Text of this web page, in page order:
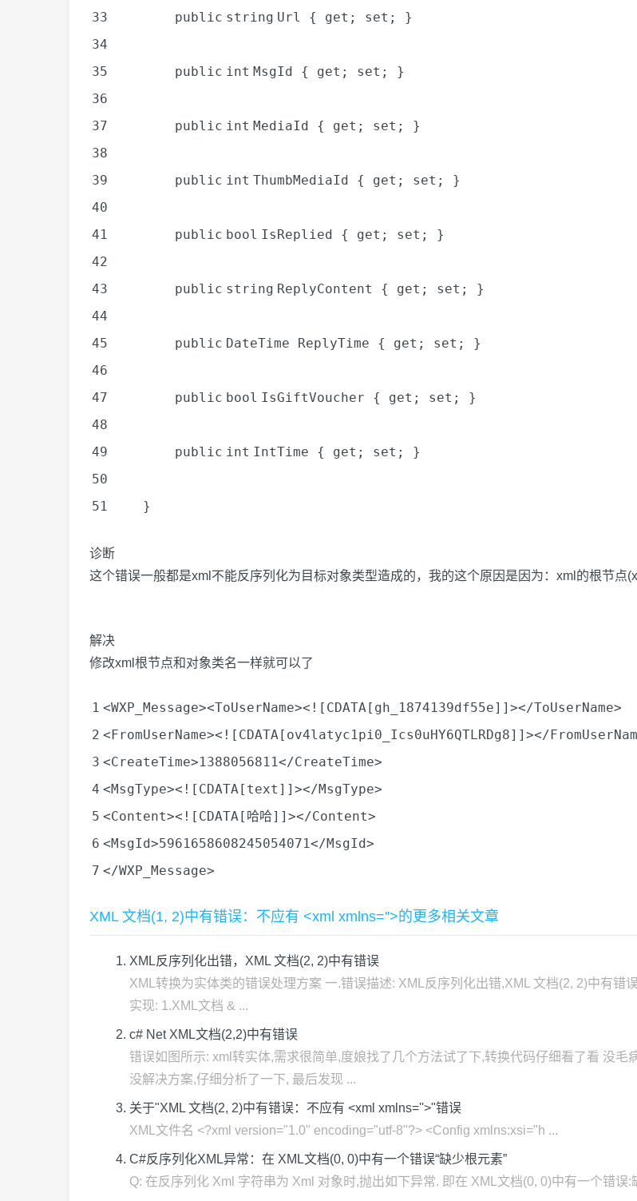
33
public string Url { get ; set ; }
34
35
public int MsgId { get ; set ; }
36
37
public int MediaId { get ; set ; }
38
39
public int ThumbMediaId { get ; set ; }
40
41
public bool IsReplied { get ; set ; }
42
43
public string ReplyContent { get ; set ; }
44
45
public DateTime ReplyTime { get ; set ; }
46
47
public bool IsGiftVoucher { get ; set ; }
48
49
public int IntTime { get ; set ; }
50
51
}
诊断
这个错误一般都是xml不能反序列化为目标对象类型造成的，我的这个原因是因为：xml的根节
解决
修改xml根节点和对象类名一样就可以了
1 <WXP_Message><ToUserName><![CDATA[gh_1874139df55e]]></ToUserName>
2 <FromUserName><![CDATA[ov4latyc1pi0_Ics0uHY6QTLRDg8]]></
3 <CreateTime>1388056811</CreateTime>
4 <MsgType><![CDATA[text]]></MsgType>
5 <Content><![CDATA[哈哈]]></Content>
6 <MsgId>5961658608245054071</MsgId>
7 </WXP_Message>
XML 文档(1, 2)中有错误：不应有 <xml xmlns=''>的更多相关文章
XML反序列化出错，XML 文档(2, 2)中有错误
XML转换为实体类的错误处理方案 一.错误描述: XML反序列化出错,XML 文档(2, 2)中有
实现: 1.XML文档 & ...
c# Net XML文档(2,2)中有错误
错误如图所示: xml转实体,需求很简单,度娘找了几个方法试了下,转换代码仔细看了看 没
没解决方案,仔细分析了一下, 最后发现 ...
关于"XML 文档(2, 2)中有错误：不应有 <xml xmlns=''>"错误
XML文件名 <?xml version="1.0" encoding="utf-8"?> <Config xmlns:xsi="h ...
C#反序列化XML异常：在 XML文档(0, 0)中有一个错误“缺少根元素”
Q: 在反序列化 Xml 字符串为 Xml 对象时,抛出如下异常. 即在 XML文档(0, 0)中有一个错